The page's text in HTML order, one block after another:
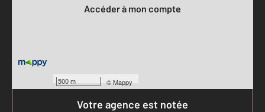
500 m ©Mappy
Accéder à mon compte
Votre agence est notée